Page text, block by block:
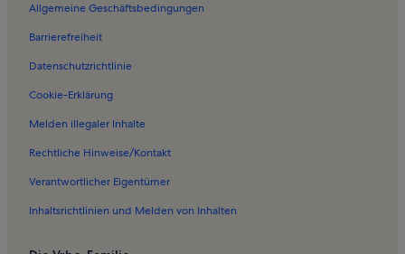
Ferienwohnungen in Königsleithebahn
Ferienwohnungen in Bikepark Serfaus-Fiss-Ladis
Ferienwohnungen in Fiss
Ferienwohnungen in Sommer-Funpark Fiss
Ferienwohnungen in Möseralmbahn
Ferienwohnungen in Planseggbahn
Ferienwohnungen in Familienbahn Gampen
Ferienwohnungen in Königsleithebahn
Allgemeine Geschäftsbedingungen
Barrierefreiheit
Datenschutzrichtlinie
Cookie-Erklärung
Melden illegaler Inhalte
Rechtliche Hinweise/Kontakt
Verantwortlicher Eigentümer
Inhaltsrichtlinien und Melden von Inhalten